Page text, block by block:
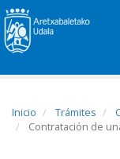
Inicio Trámites
Contratación de